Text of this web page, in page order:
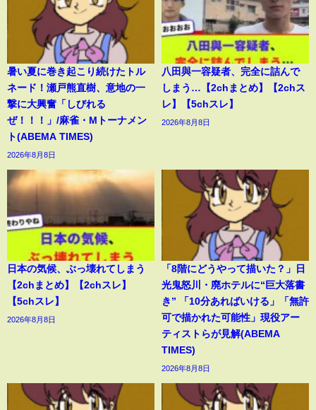
暑い夏に巻き起こり続けたトル
ネード！瀬戸熊直樹、意地の一
撃に大興奮「しびれる
ぜ！！！」/麻雀・Mトーナメン
ト(ABEMA TIMES)
2026年8月8日
八田與一容疑者、完全に詰んで
しまう…【2chまとめ】【2chス
レ】【5chスレ】
2026年8月8日
日本の気候、ぶっ壊れてしまう
【2chまとめ】【2chスレ】
【5chスレ】
2026年8月8日
「8階にどうやって描いた？」日
光鬼怒川・廃ホテルに“巨大落書
き” 「10分あればいける」「無許
可で描かれた可能性」現役アー
ティストらが見解(ABEMA
TIMES)
2026年8月8日